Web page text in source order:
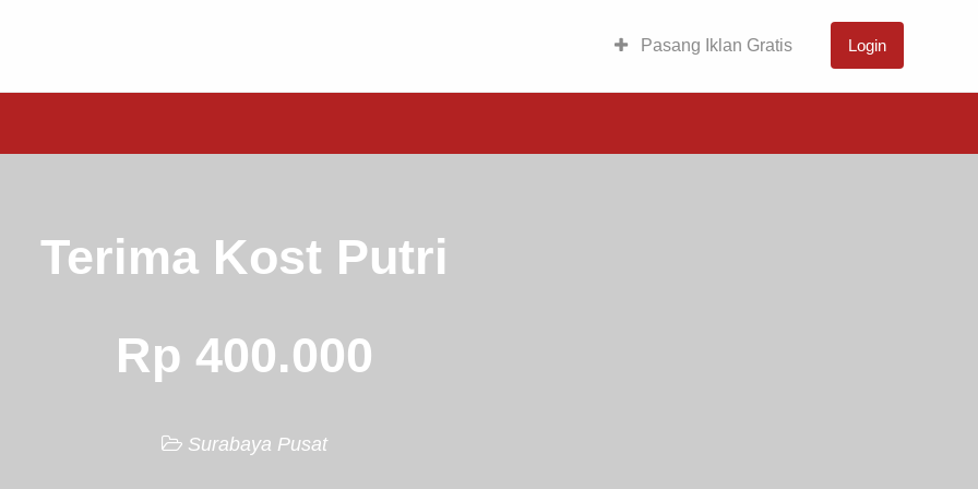
Pasang Iklan Gratis Login
Terima Kost Putri
Rp 400.000
Surabaya Pusat